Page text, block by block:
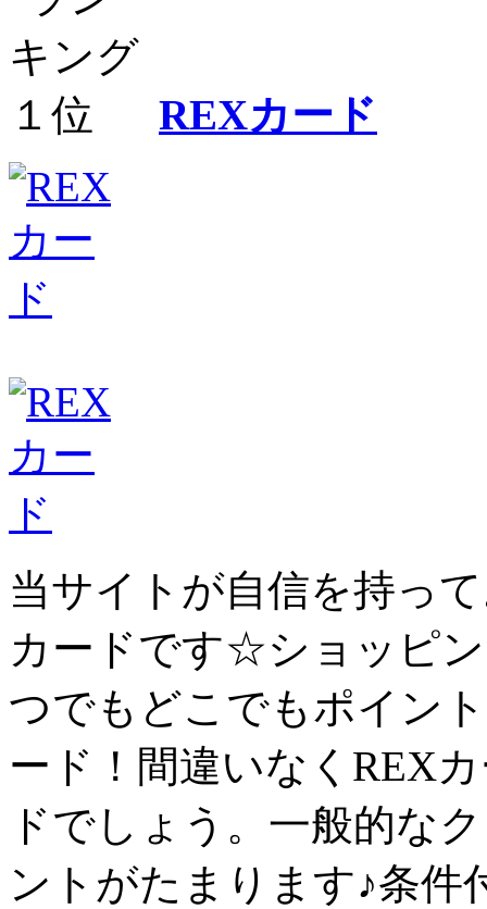
REXカード
当サイトが自信を持っ
カードです☆ショッピ
つでもどこでもポイン
ード！間違いなくREX
ドでしょう。一般的な
ントがたまります♪条件